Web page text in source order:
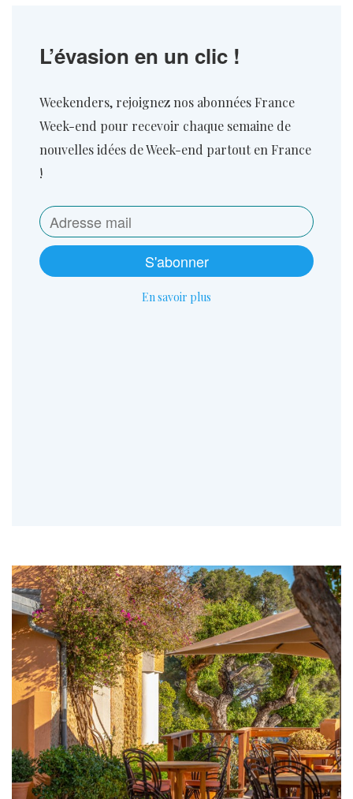
L’évasion en un clic !
Weekenders, rejoignez nos abonnées France
Week-end pour recevoir chaque semaine de
nouvelles idées de Week-end partout en France
!
S'abonner
En savoir plus